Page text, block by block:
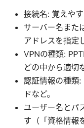
接続名: 覚えやす
サーバー名また
アドレスを指定
VPNの種類:
どの中から適切
認証情報の種類:
ドなど。
ユーザー名とパ
す（「資格情報